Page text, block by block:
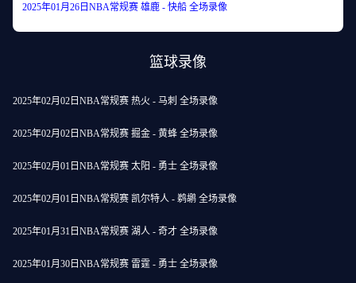
2025年01月26日NBA常规赛 雄鹿 - 快船 全场录像
篮球录像
2025年02月02日NBA常规赛 热火 - 马刺 全场录像
2025年02月02日NBA常规赛 掘金 - 黄蜂 全场录像
2025年02月01日NBA常规赛 太阳 - 勇士 全场录像
2025年02月01日NBA常规赛 凯尔特人 - 鹈鹕 全场录像
2025年01月31日NBA常规赛 湖人 - 奇才 全场录像
2025年01月30日NBA常规赛 雷霆 - 勇士 全场录像